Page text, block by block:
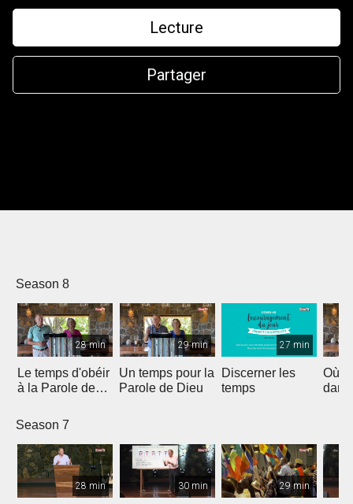
Lecture
Partager
Season 8
28 min
Le temps d'obéir
à la Parole de
29 min
Un temps pour la
Parole de Dieu
27 min
Discerner les
temps
Où
dans
Season 7
28 min 30 min 29 min